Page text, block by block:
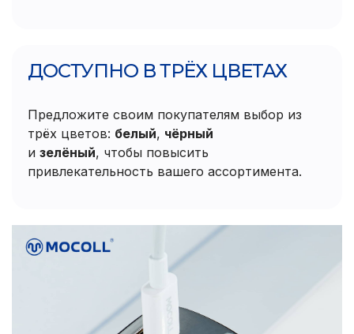
ДОСТУПНО В ТРЁХ ЦВЕТАХ
Предложите своим покупателям выбор из
трёх цветов: белый, чёрный
и зелёный, чтобы повысить
привлекательность вашего ассортимента.